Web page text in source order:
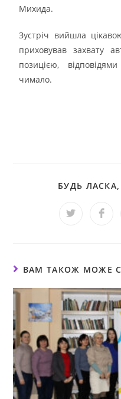
Михида.
Зустріч вийшла
приховував захвату
позицією,
чимало.
БУДЬ
ВАМ ТАКОЖ МОЖЕ